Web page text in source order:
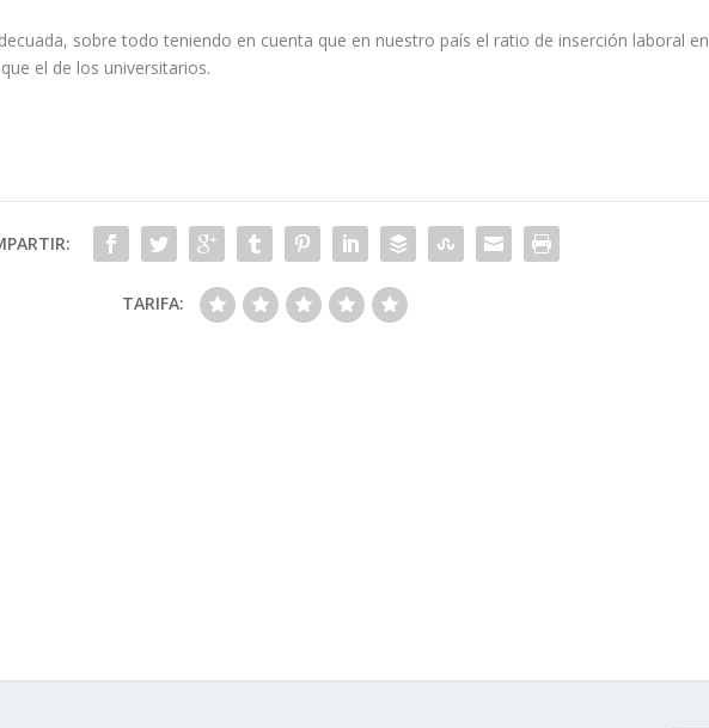
sobre todo teniendo en cuenta que en nuestro país el ratio de inserción laboral en
el de los universitarios.
TARIFA: